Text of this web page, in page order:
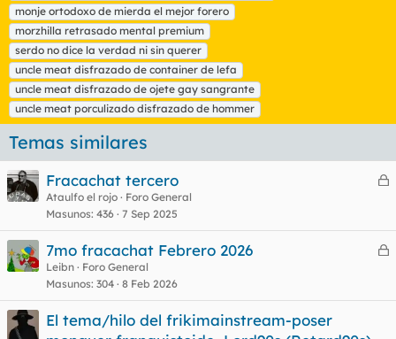
monje ortodoxo de mierda el mejor forero
morzhilla retrasado mental premium
serdo no dice la verdad ni sin querer
uncle meat disfrazado de container de lefa
uncle meat disfrazado de ojete gay sangrante
uncle meat porculizado disfrazado de hommer
Temas similares
C
r
a
Fracachat tercero
Ataulfo el rojo
Foro General
Masunos 436 7 Sep 2025
C
r
7mo fracachat Febrero 2026
Leibn
Foro General
Masunos 304 8 Feb 2026
El tema/hilo del frikimainstream-poser